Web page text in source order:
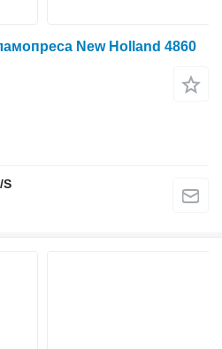
New Holland 4860
S